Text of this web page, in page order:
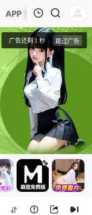
APP
第01集